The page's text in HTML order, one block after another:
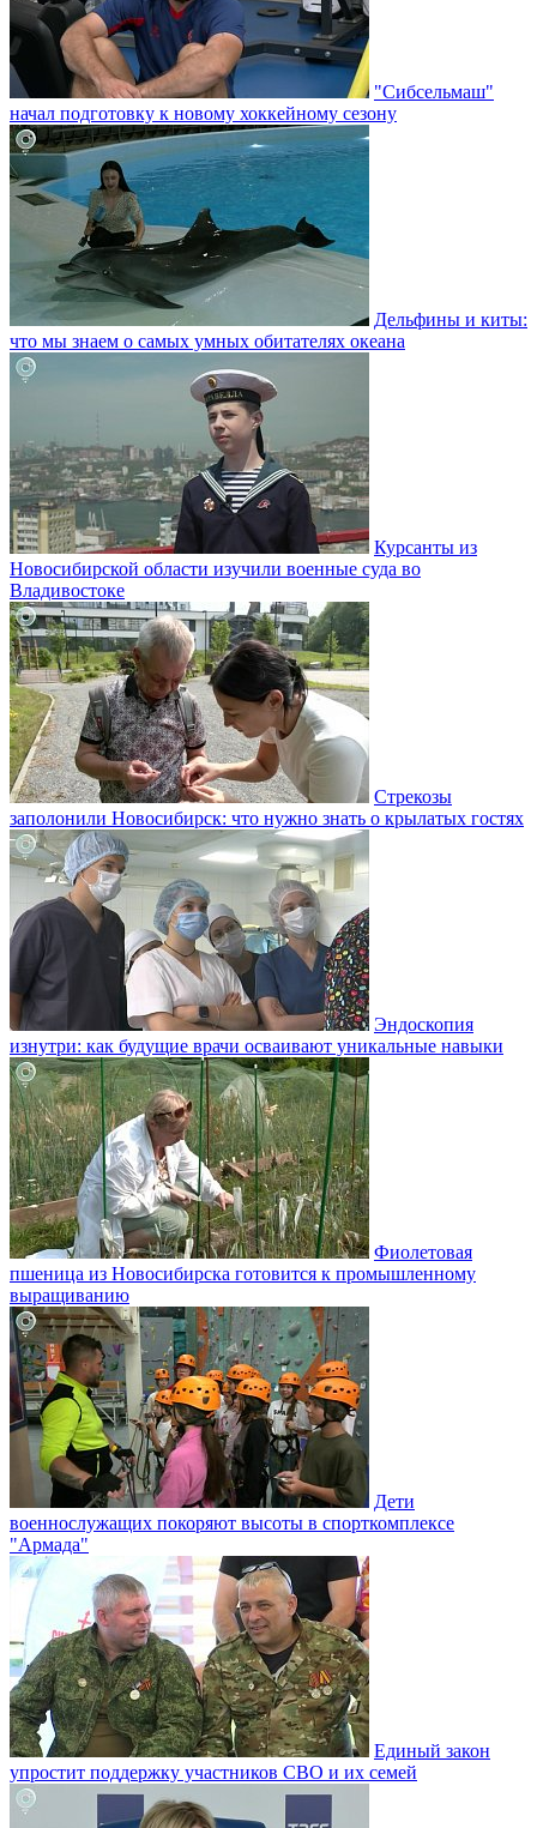
"Сибсельмаш"
начал подготовку к новому хоккейному сезону
Дельфины и киты:
что мы знаем о самых умных обитателях океана
Курсанты из
Новосибирской области изучили военные суда во
Владивостоке
Стрекозы
заполонили Новосибирск: что нужно знать о крылатых гостях
Эндоскопия
изнутри: как будущие врачи осваивают уникальные навыки
Фиолетовая
пшеница из Новосибирска готовится к промышленному
выращиванию
Дети
военнослужащих покоряют высоты в спорткомплексе
"Армада"
Единый закон
упростит поддержку участников СВО и их семей